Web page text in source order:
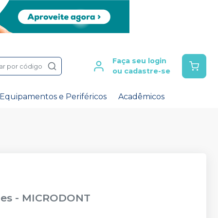
por código
Faça seu login
ou cadastre-se
Equipamentos e Periféricos Acadêmicos
- MICRODONT